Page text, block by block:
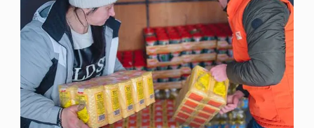
Empleo
Inclusión social
Infancia
Inmigración
Investigación
Juventud
Medioambiente
Personas mayores
Pobreza
Religión